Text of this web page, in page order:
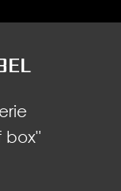
box"